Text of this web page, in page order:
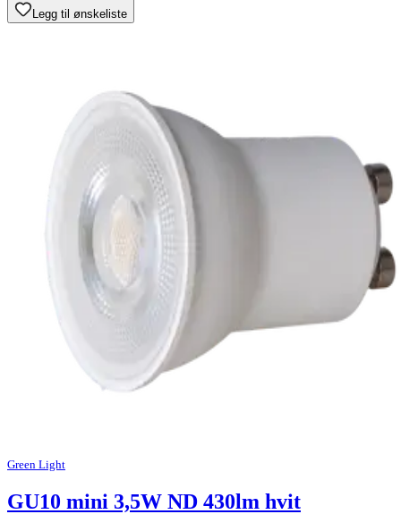
Legg til ønskeliste
Green Light
GU10 mini 3,5W ND 430lm hvit